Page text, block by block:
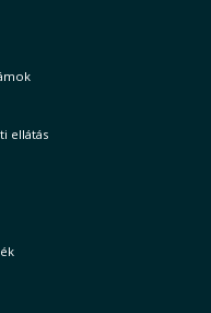
ellátás